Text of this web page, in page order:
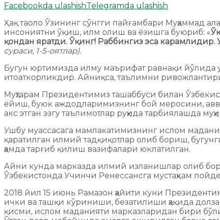
Facebookda ulashishTelegramda ulashish
Ҳақ таоло Ўзининг сўнгги пайғамбари Муҳаммад
инсониятни ўқиш, илм олиш ва ёзишга буюриб: «
қондан яратди. Ўқинг! Раббингиз эса карамлидир.
сураси, 1-5-оятлар).
Бугун юртимизда илму маърифат равнақи йўлида
итоаткорликдир. Айниқса, таълимни
Муҳтарам Президентимиз ташаббуси билан
ёйиш, буюк аждодларимизнинг бой меросини,
акс этган эзгу таълимотлар руҳида тарбиялашда
Ушбу муассасага мамлакатимизнинг ислом
қаратилган илмий тадқиқотлар олиб бориш,
ҳамда тарғиб қилиш вазифалари юклатилган.
Айни кунда марказда илмий изланишлар олиб
Ўзбекистонда Учинчи Ренессансга мустаҳкам
2018 йил 15 июнь Рамазон ҳайити куни
ички ва ташқи кўриниши, безатилиши ҳақида
қисми, ислом маданияти марказларидан бири